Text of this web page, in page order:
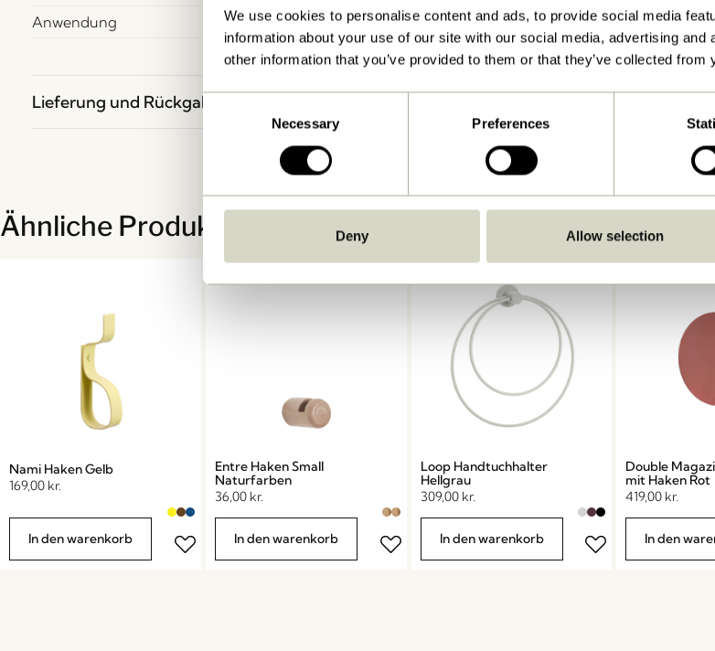
We use cookies to personalise content and ads, to provide social media
information about your use of our site with our social media, advertising
other information that you’ve provided to them or that they’ve collected
Necessary Preferences
Deny Allow selection
Anwendung
Drinnen
Lieferung und Rückgabe
Ähnliche Produkte
Nami Haken Gelb
169,00 kr.
In den warenkorb
Entre Haken Small
Naturfarben
36,00 kr.
In den warenkorb
Loop Handtuchhalter
Hellgrau
309,00 kr.
In den warenkorb
Double
mit Haken Rot
419,00 kr.
In den